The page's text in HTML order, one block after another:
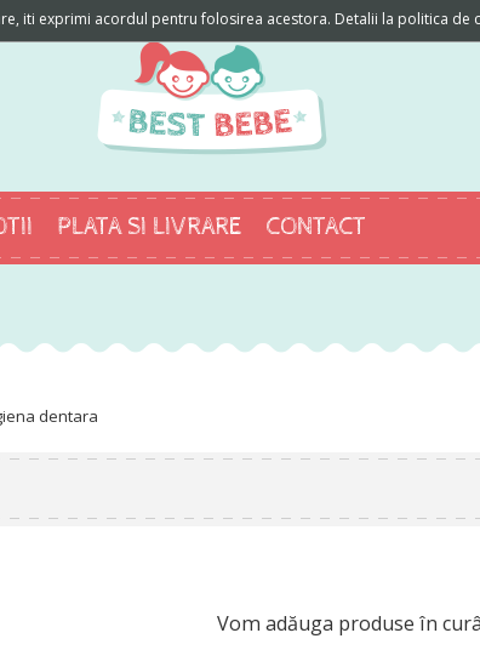
PLATA SI LIVRARE CONTACT
dentara
Vom adăuga produse în
iti exprimi acordul pentru folosirea acestora. Detalii la politica de